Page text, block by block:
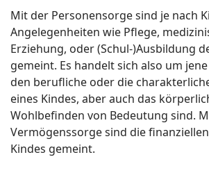
Mit der Personensorge sind je nach
Angelegenheiten wie Pflege,
Erziehung, oder (Schul-)Ausbildung
gemeint. Es handelt sich also um
den berufliche oder die
eines Kindes, aber auch das
Wohlbefinden von Bedeutung sind.
Vermögenssorge sind die
Kindes gemeint.